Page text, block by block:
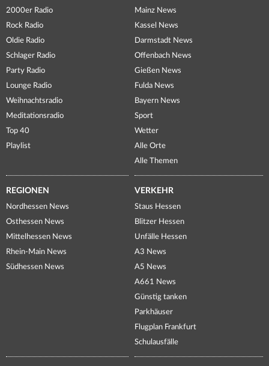
2000er Radio
Rock Radio
Oldie Radio
Schlager Radio
Party Radio
Lounge Radio
Weihnachtsradio
Meditationsradio
Top 40
Playlist
Mainz News
Kassel News
Darmstadt News
Offenbach News
Gießen News
Fulda News
Bayern News
Sport
Wetter
Alle Orte
Alle Themen
REGIONEN
Nordhessen News
Osthessen News
Mittelhessen News
Rhein-Main News
Südhessen News
VERKEHR
Staus Hessen
Blitzer Hessen
Unfälle Hessen
A3 News
A5 News
A661 News
Günstig tanken
Parkhäuser
Flugplan Frankfurt
Schulausfälle